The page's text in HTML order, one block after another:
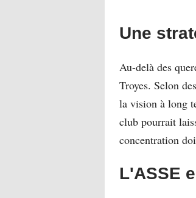
Une
Au-delà des
Troyes. Selon
la vision à long
club pourrait
concentration
L'ASSE